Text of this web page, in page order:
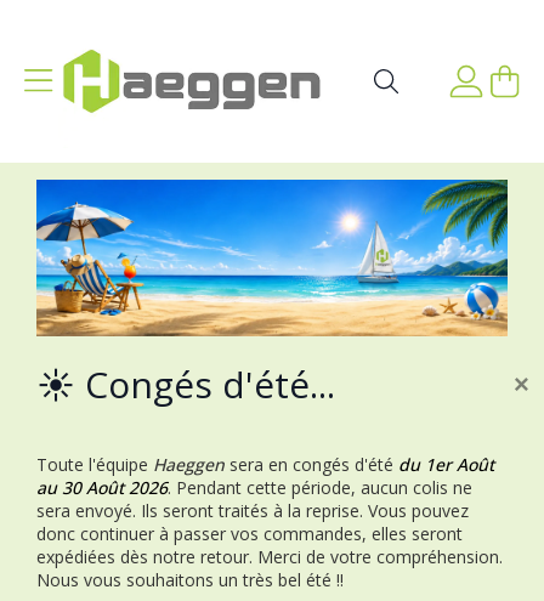
Affichage navigation Mon
☀️ Congés d'été...
Toute l'équipe Haeggen sera en congés d'été du 1er Août
au 30 Août 2026. Pendant cette période, aucun colis ne
sera envoyé. Ils seront traités à la reprise. Vous pouvez
donc continuer à passer vos commandes, elles seront
expédiées dès notre retour. Merci de votre compréhension.
Nous vous souhaitons un très bel été !!
×